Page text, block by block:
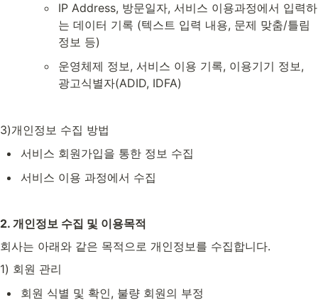
IP Address, 방문일자, 서비스 이용과정에서 입력하
는 데이터 기록 (텍스트 입력 내용, 문제 맞춤/틀림
정보 등)
운영체제 정보, 서비스 이용 기록, 이용기기 정보,
광고식별자(ADID, IDFA)
3)개인정보 수집 방법
서비스 회원가입을 통한 정보 수집
서비스 이용 과정에서 수집
2. 개인정보 수집 및 이용목적
회사는 아래와 같은 목적으로 개인정보를 수집합니다.
1) 회원 관리
회원 식별 및 확인, 불량 회원의 부정